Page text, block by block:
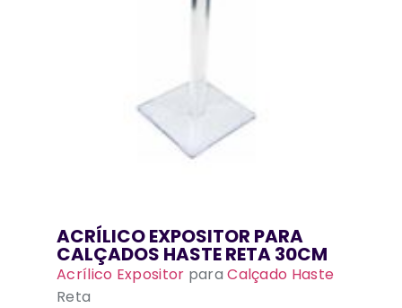
ACRÍLICO EXPOSITOR PARA
CALÇADOS HASTE RETA 30CM
Acrílico Expositor paraCalçado Haste
Reta